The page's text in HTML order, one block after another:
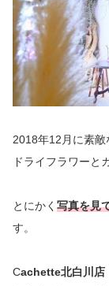
2018年12月に素敵
ドライフラワーと
とにかく 写真を見
す。
Cachette北白川店